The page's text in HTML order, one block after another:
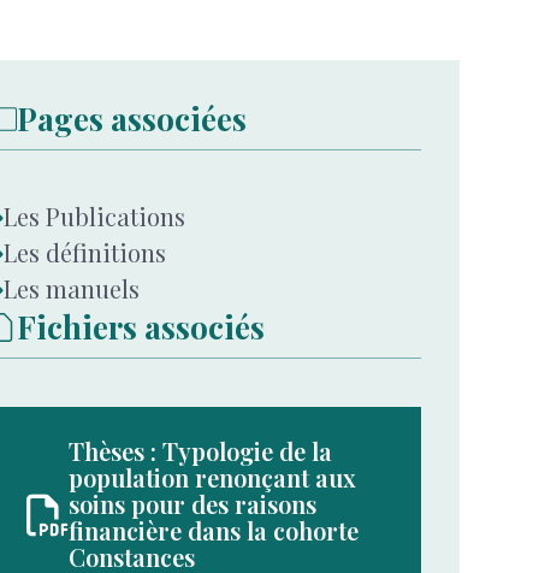
Pages associées
Les Publications
Les définitions
Les manuels
Fichiers associés
Thèses : Typologie de la
population renonçant aux
soins pour des raisons
financière dans la cohorte
Constances